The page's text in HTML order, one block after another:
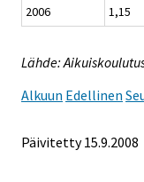
2006
1,15
Lähde:
Alkuun Edellinen
Päivitetty15.9.2008